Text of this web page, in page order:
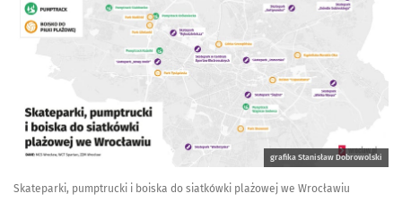
grafika Stanisław Dobrowolski
Skateparki, pumptrucki i boiska do siatkówki plażowej we Wrocławiu